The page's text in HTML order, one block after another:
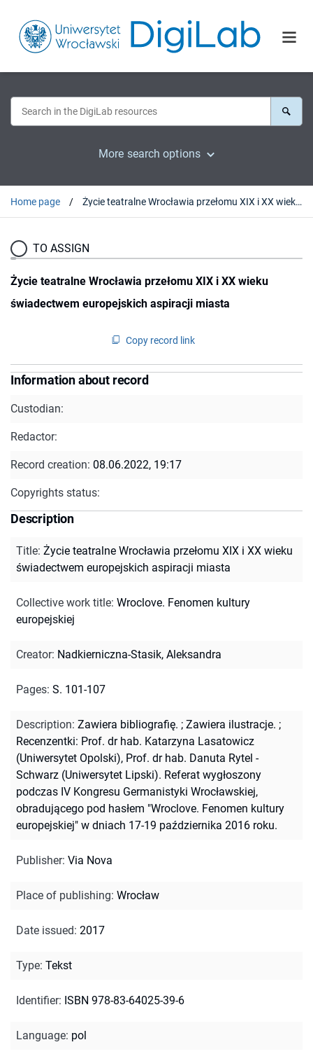
More search options
Home page Życie teatralne Wrocławia przełomu XIX i XX wieku świadectwem europejskich aspiracji miasta
TO ASSIGN
Życie teatralne Wrocławia przełomu XIX i XX wieku
świadectwem europejskich aspiracji miasta
Copy record link
Information about record
Custodian:
Redactor:
Record creation: 08.06.2022, 19:17
Copyrights status:
Description
Title: Życie teatralne Wrocławia przełomu XIX i XX wieku
świadectwem europejskich aspiracji miasta
Collective work title: Wroclove. Fenomen kultury
europejskiej
Creator: Nadkierniczna-Stasik, Aleksandra
Pages: S. 101-107
Description: Zawiera bibliografię. ; Zawiera ilustracje. ;
Recenzentki: Prof. dr hab. Katarzyna Lasatowicz
(Uniwersytet Opolski), Prof. dr hab. Danuta Rytel -
Schwarz (Uniwersytet Lipski). Referat wygłoszony
podczas IV Kongresu Germanistyki Wrocławskiej,
obradującego pod hasłem "Wroclove. Fenomen kultury
europejskiej" w dniach 17-19 października 2016 roku.
Publisher: Via Nova
Place of publishing: Wrocław
Date issued: 2017
Type: Tekst
Identifier: ISBN 978-83-64025-39-6
Language: pol